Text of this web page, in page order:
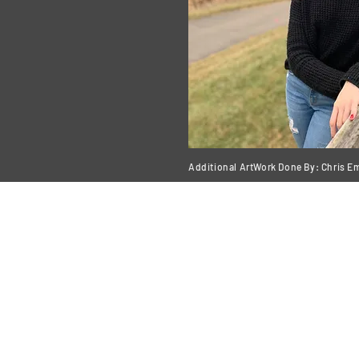
Additional ArtWork Done By: Chris